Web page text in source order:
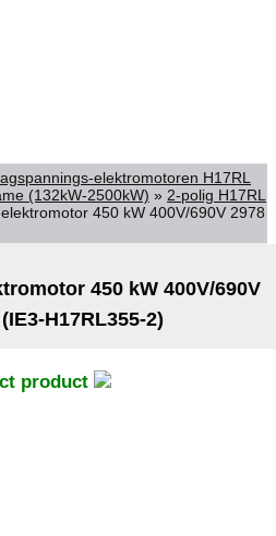
elektromotoren H17RL
(132kW-2500kW) » 2-polig H17RL
450 kW 400V/690V 2978
450 kW 400V/690V
H17RL355-2)
product